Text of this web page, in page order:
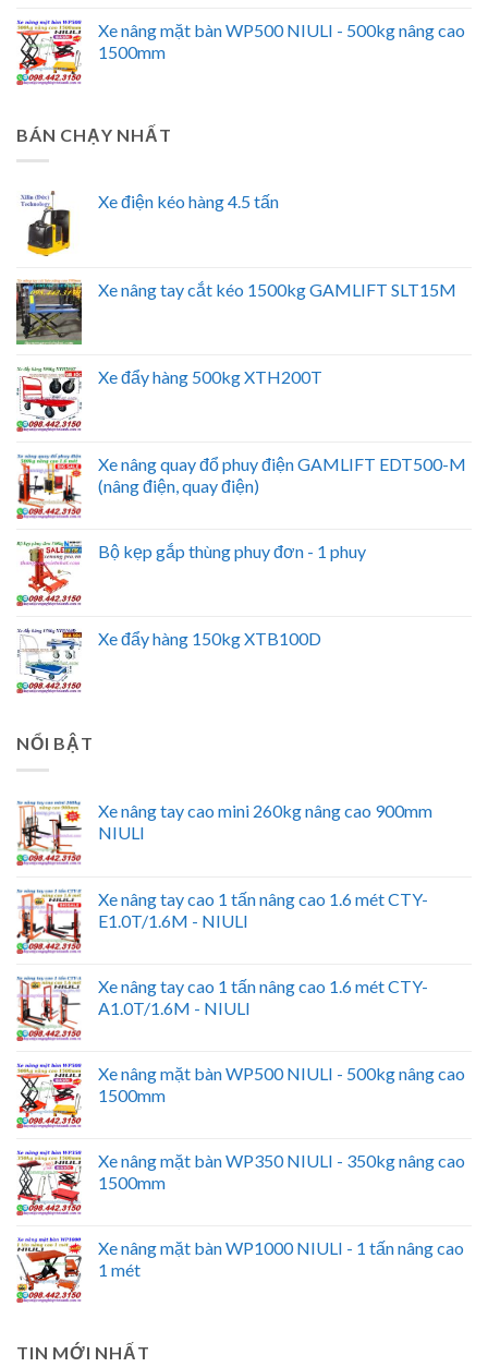
Xe nâng mặt bàn WP500 NIULI - 500kg nâng cao
1500mm
BÁN CHẠY NHẤT
Xe điện kéo hàng 4.5 tấn
Xe nâng tay cắt kéo 1500kg GAMLIFT SLT15M
Xe đẩy hàng 500kg XTH200T
Xe nâng quay đổ phuy điện GAMLIFT EDT500-M
(nâng điện, quay điện)
Bộ kẹp gắp thùng phuy đơn - 1 phuy
Xe đẩy hàng 150kg XTB100D
NỔI BẬT
Xe nâng tay cao mini 260kg nâng cao 900mm
NIULI
Xe nâng tay cao 1 tấn nâng cao 1.6 mét CTY-
E1.0T/1.6M - NIULI
Xe nâng tay cao 1 tấn nâng cao 1.6 mét CTY-
A1.0T/1.6M - NIULI
Xe nâng mặt bàn WP500 NIULI - 500kg nâng cao
1500mm
Xe nâng mặt bàn WP350 NIULI - 350kg nâng cao
1500mm
Xe nâng mặt bàn WP1000 NIULI - 1 tấn nâng cao
1 mét
TIN MỚI NHẤT